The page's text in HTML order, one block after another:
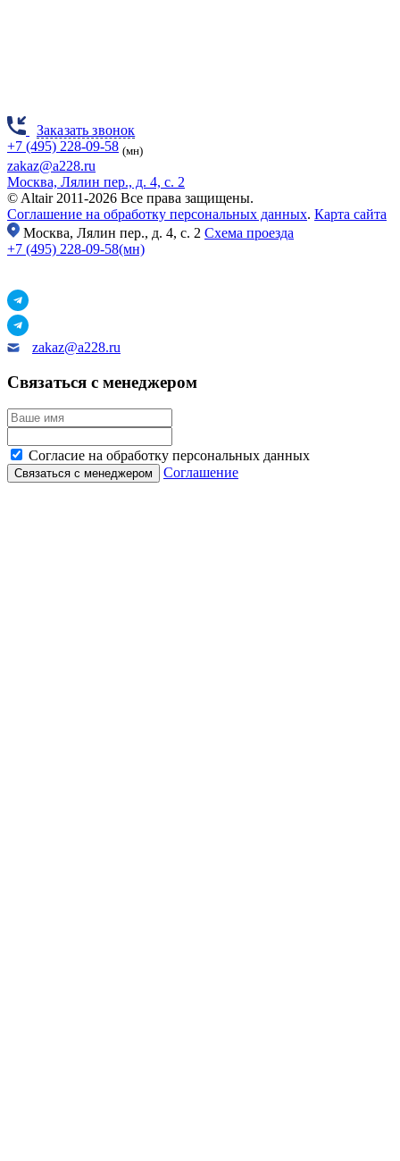
Заказать звонок
+7 (495) 228-09-58 (мн)
zakaz@a228.ru
Москва, Лялин пер., д. 4, с. 2
© Altair 2011-2026 Все права защищены.
Соглашение на обработку персональных данных. Карта сайта
Москва, Лялин пер., д. 4, с. 2 Схема проезда
+7 (495) 228-09-58(мн)
zakaz@a228.ru
Связаться с менеджером
Согласие на обработку персональных данных
Соглашение